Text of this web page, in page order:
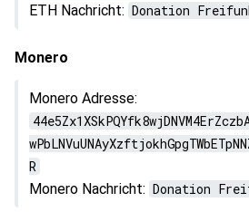
ETH Nachricht: Donation
Monero
Monero Adresse:
R
Monero Nachricht: Donation